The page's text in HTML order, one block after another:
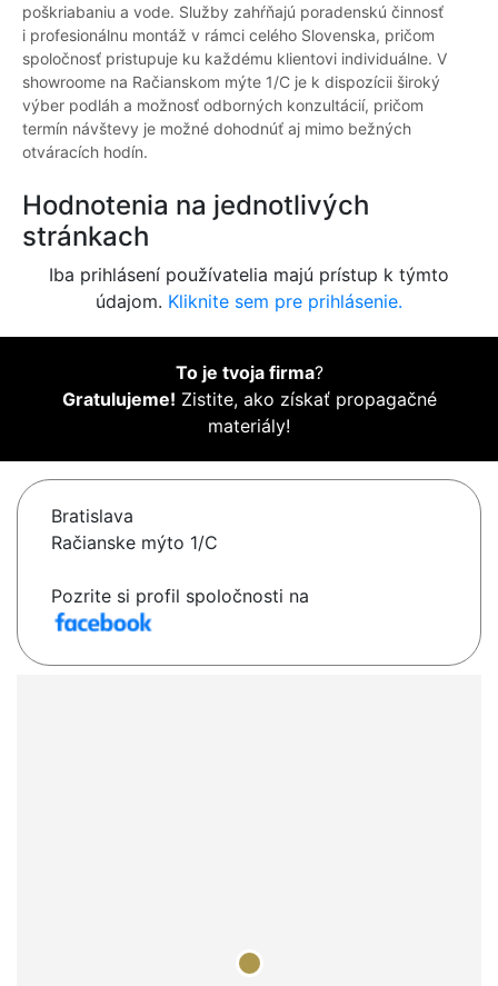
poškriabaniu a vode. Služby zahŕňajú poradenskú činnosť
i profesionálnu montáž v rámci celého Slovenska, pričom
spoločnosť pristupuje ku každému klientovi individuálne. V
showroome na Račianskom mýte 1/C je k dispozícii široký
výber podláh a možnosť odborných konzultácií, pričom
termín návštevy je možné dohodnúť aj mimo bežných
otváracích hodín.
Hodnotenia na jednotlivých
stránkach
Iba prihlásení používatelia majú prístup k týmto
údajom. Kliknite sem pre prihlásenie.
To je tvoja firma?
Gratulujeme! Zistite, ako získať propagačné
materiály!
Bratislava
Račianske mýto 1/C
Pozrite si profil spoločnosti na